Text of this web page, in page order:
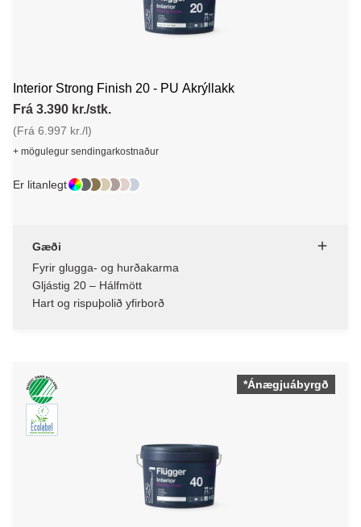
Interior Strong Finish 20 - PU Akrýllakk
Frá 3.390 kr./stk.
(Frá 6.997 kr./l)
+ mögulegur sendingarkostnaður
Er litanlegt
Gæði
Fyrir glugga- og hurðakarma
Gljástig 20 – Hálfmött
Hart og rispuþolið yfirborð
*Ánægjuábyrgð